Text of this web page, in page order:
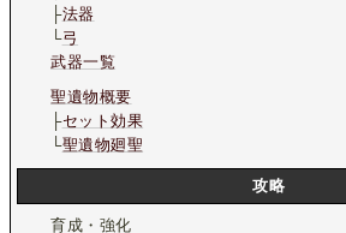
├法器
└弓
武器一覧
聖遺物概要
├セット効果
└聖遺物廻聖
攻略
育成・強化